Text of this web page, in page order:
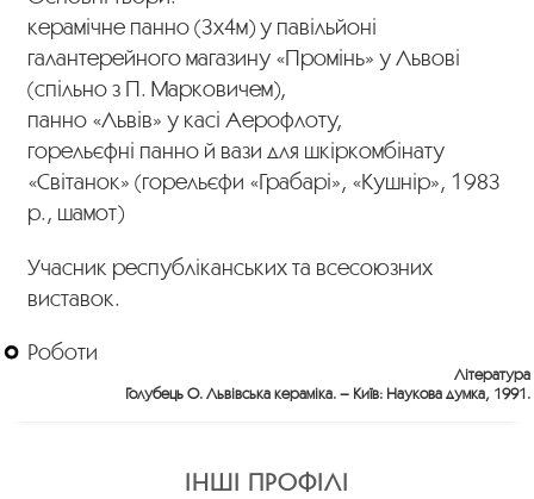
керамічне панно (3х4м) у павільйоні
галантерейного магазину «Промінь» у Львові
(спільно з П. Марковичем),
панно «Львів» у касі Аерофлоту,
горельєфні панно й вази для шкіркомбінату
«Світанок» (горельєфи «Грабарі», «Кушнір», 1983
р., шамот)
Учасник республіканських та всесоюзних
виставок.
Роботи
Література
Голубець О. Львівська кераміка. – Київ: Наукова думка, 1991.
ІНШІ ПРОФІЛІ